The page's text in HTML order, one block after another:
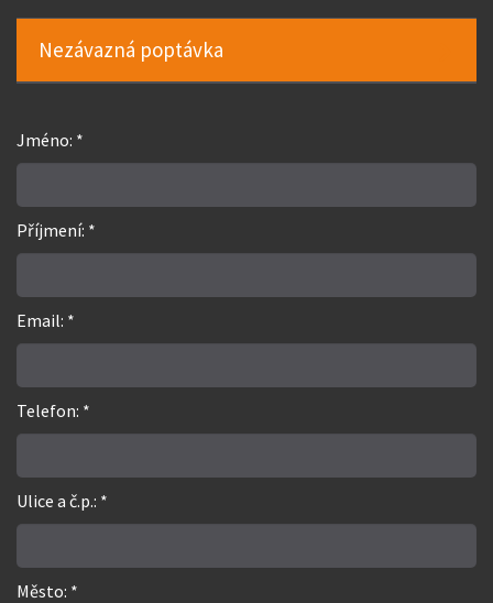
Nezávazná poptávka
Jméno: *
Příjmení: *
Email: *
Telefon: *
Ulice a č.p.: *
Město: *